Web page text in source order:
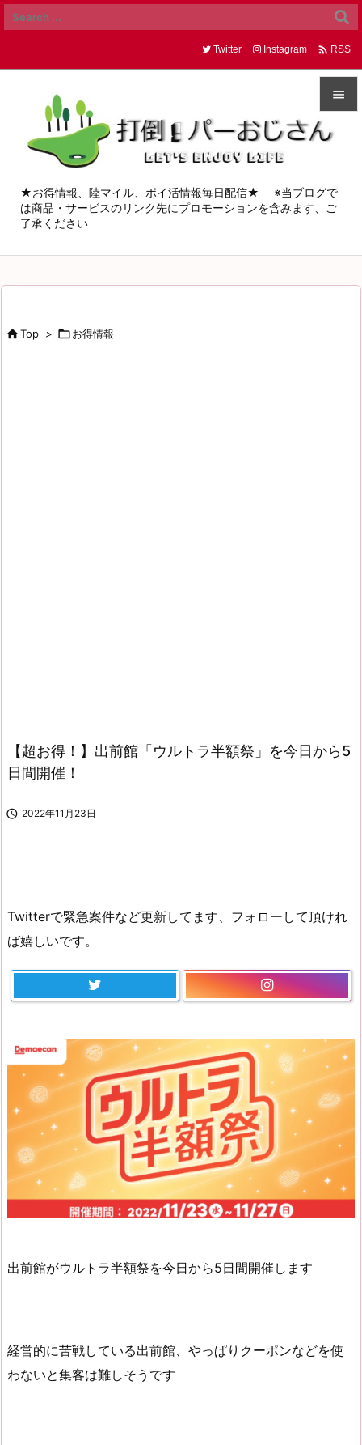


メニュ
サイド


Twitter Instagram  RSS
★お得情報、陸マイル、ポイ活情報毎日配信★ ※当ブログで
は商品・サービスのリンク先にプロモーションを含みます、ご
了承ください
Top > お得情報
【超お得！】出前館「ウルトラ半額祭」を今日から5
日間開催！
 2022年11月23日
Twitterで緊急案件など更新してます、フォローして頂けれ
ば嬉しいです。
出前館がウルトラ半額祭を今日から5日間開催します
経営的に苦戦している出前館、やっぱりクーポンなどを使
わないと集客は難しそうです